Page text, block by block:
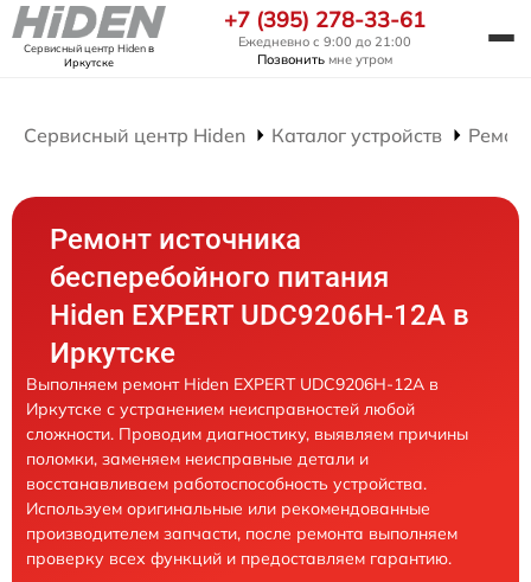
Сервисный центр Hidenв
Иркутске
+7 (395) 278-33-61
Ежедневно с 9:00 до 21:00
Позвонить мне утром
Сервисный центр Hiden Каталог устройств
Ремонт источника
бесперебойного питания
Hiden EXPERT UDC9206H-12A в
Иркутске
Выполняем ремонт Hiden EXPERT UDC9206H-12A в
Иркутске с устранением неисправностей любой
сложности. Проводим диагностику, выявляем причины
поломки, заменяем неисправные детали и
восстанавливаем работоспособность устройства.
Используем оригинальные или рекомендованные
производителем запчасти, после ремонта выполняем
проверку всех функций и предоставляем гарантию.